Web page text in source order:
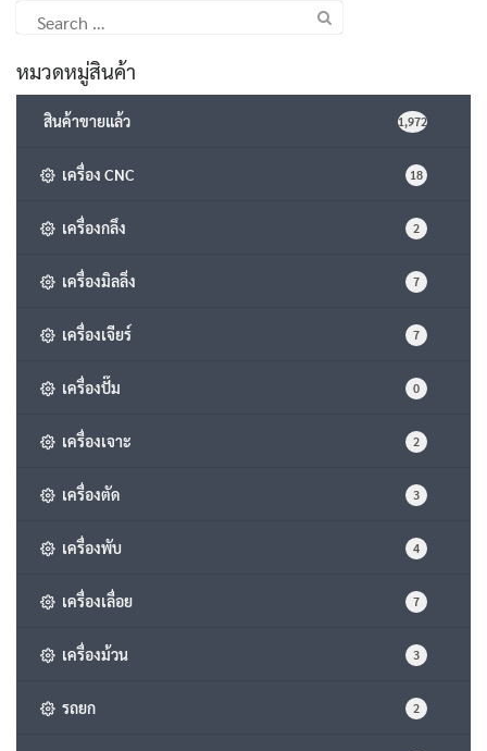
for:
หมวดหมู่สินค้า
สินค้าขายแล้ว 1,972
เครื่อง CNC 18
เครื่องกลึง 2
เครื่องมิลลิ่ง 7
เครื่องเจียร์ 7
เครื่องปั๊ม 0
เครื่องเจาะ 2
เครื่องตัด 3
เครื่องพับ 4
เครื่องเลื่อย 7
เครื่องม้วน 3
รถยก 2